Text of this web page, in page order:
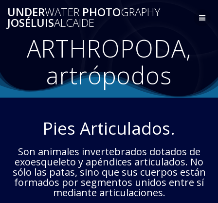
al
UNDERWATER PHOTOGRAPHY
JOSÉLUISALCAIDE
ARTHROPODA,
artrópodos
Pies Articulados.
Son animales invertebrados dotados de
exoesqueleto y apéndices articulados. No
sólo las patas, sino que sus cuerpos están
formados por segmentos unidos entre sí
mediante articulaciones.